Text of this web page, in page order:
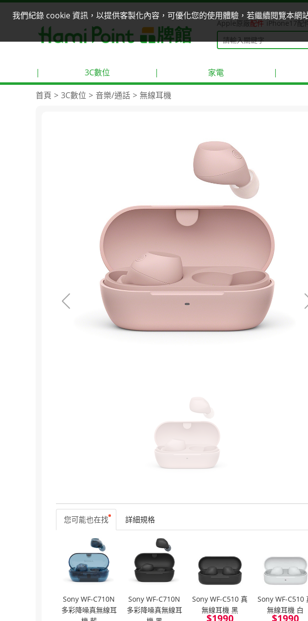
我們紀錄 cookie 資訊，以提供客製化內容，可優化您的使用體驗，若繼續閱覽本
Apple原廠配件 iPhone17配
| 3C數位 | 家電 |
首頁 3C數位 音樂/通話 無線耳機
您可能也在找 詳細規格
Sony WF-C710N
多彩降噪真無線耳
Sony WF-C710N
多彩降噪真無線耳
Sony WF-C510 真
無線耳機 黑
Sony WF-C510
無線耳機 白